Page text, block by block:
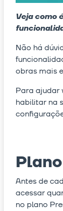
Veja como
Não há
obras mais
Para ajudar
habilitar na
Antes de
acessar
no plano